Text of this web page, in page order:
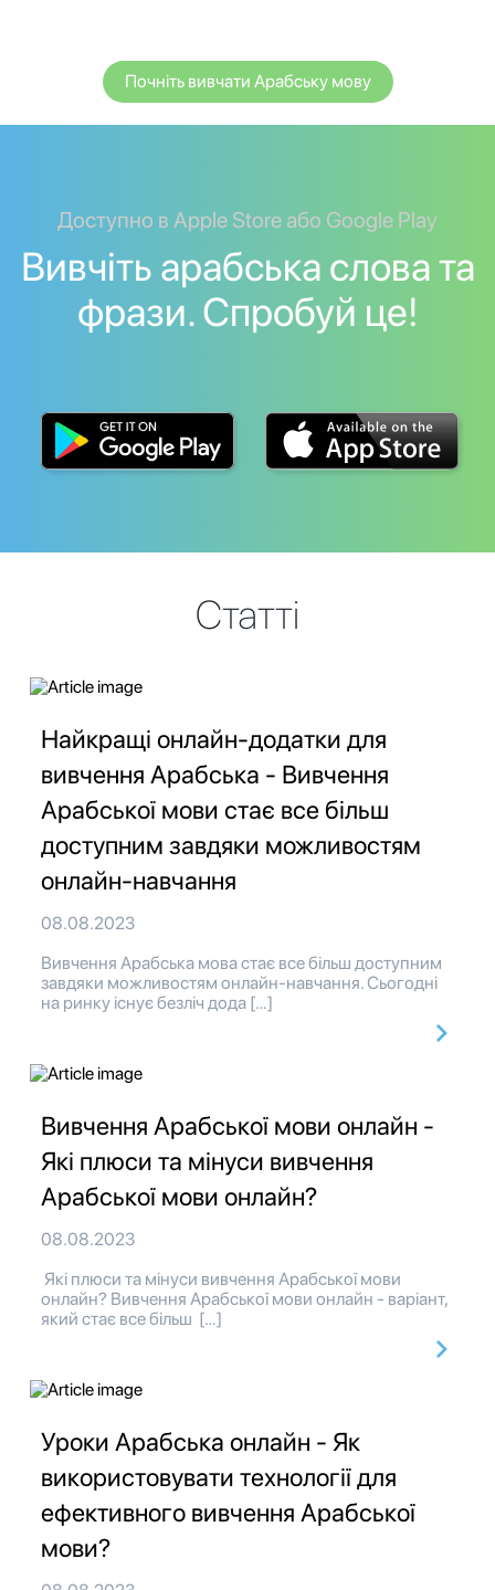
Почніть вивчати Арабську мову
Доступно в Apple Store або Google Play
Вивчіть арабська слова та
фрази. Спробуй це!
Статті
Найкращі онлайн-додатки для
вивчення Арабська - Вивчення
Арабської мови стає все більш
доступним завдяки можливостям
онлайн-навчання
08.08.2023
Вивчення Арабська мова стає все більш доступним
завдяки можливостям онлайн-навчання. Сьогодні
на ринку існує безліч дода […]
Вивчення Арабської мови онлайн -
Які плюси та мінуси вивчення
Арабської мови онлайн?
08.08.2023
Які плюси та мінуси вивчення Арабської мови
онлайн? Вивчення Арабської мови онлайн - варіант,
який стає все більш […]
Уроки Арабська онлайн - Як
використовувати технології для
ефективного вивчення Арабської
мови?